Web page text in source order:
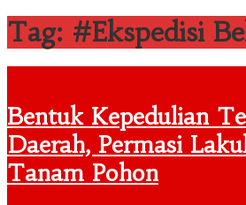
Tag: #Ekspedisi
Bentuk Kepedulian
Daerah, Permasi
Tanam Pohon